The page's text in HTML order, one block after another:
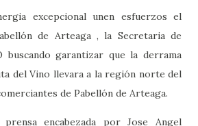
excepcional unen esfuerzos el
de Arteaga , la Secretaria de
buscando garantizar que la derrama
del Vino llevara a la región norte del
de Pabellón de Arteaga.
encabezada por Jose Angel